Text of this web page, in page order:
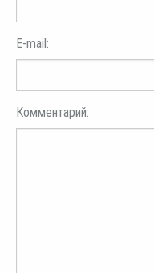
E-mail:
Комментарий: